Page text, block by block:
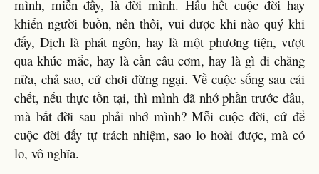
mình, miễn đấy, là đời mình. Hầu hết cuộc đời hay
khiến người buồn, nên thôi, vui được khi nào quý khi
đấy, Dịch là phát ngôn, hay là một phương tiện, vượt
qua khúc mắc, hay là cần câu cơm, hay là gì đi chăng
nữa, chả sao, cứ chơi đừng ngại. Về cuộc sống sau cái
chết, nếu thực tồn tại, thì mình đã nhớ phần trước đâu,
mà bắt đời sau phải nhớ mình? Mỗi cuộc đời, cứ để
cuộc đời đấy tự trách nhiệm, sao lo hoài được, mà có
lo, vô nghĩa.